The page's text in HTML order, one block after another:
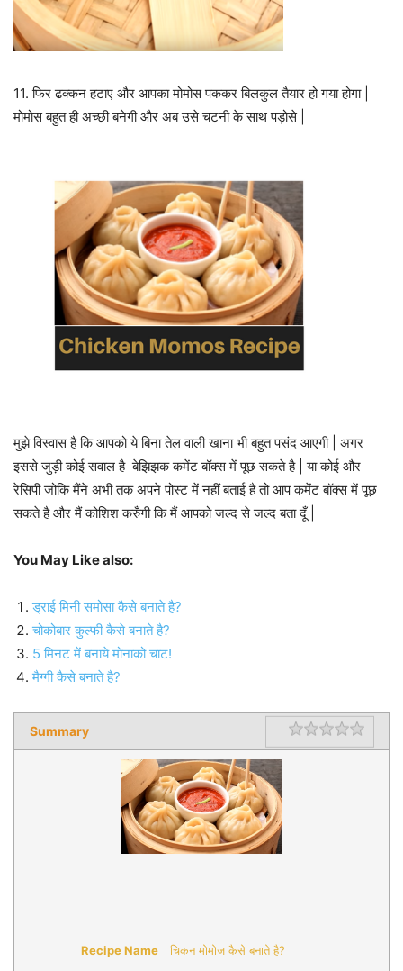
11. फिर ढक्कन हटाए और आपका मोमोस पककर बिलकुल तैयार हो गया होगा |
मोमोस बहुत ही अच्छी बनेगी और अब उसे चटनी के साथ पड़ोसे |
मुझे विस्वास है कि आपको ये बिना तेल वाली खाना भी बहुत पसंद आएगी | अगर
इससे जुड़ी कोई सवाल है बेझिझक कमेंट बॉक्स में पूछ सकते है | या कोई और
रेसिपी जोकि मैंने अभी तक अपने पोस्ट में नहीं बताई है तो आप कमेंट बॉक्स में पूछ
सकते है और मैं कोशिश करुँगी कि मैं आपको जल्द से जल्द बता दूँ |
You May Like also:
ड्राई मिनी समोसा कैसे बनाते है?
चोकोबार कुल्फी कैसे बनाते है?
5 मिनट में बनाये मोनाको चाट!
मैग्गी कैसे बनाते है?
Summary Rating
Recipe Name चिकन मोमोज कैसे बनाते है?